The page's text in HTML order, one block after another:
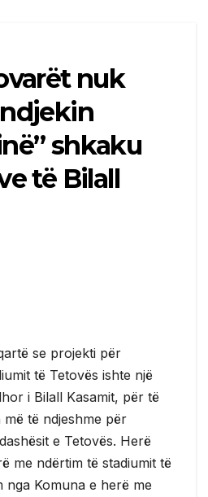
nuk
shkaku
të Bilall
se projekti për
të Tetovës ishte një
i Bilall Kasamit, për të
të ndjeshme për
e Tetovës. Herë
me ndërtim të stadiumit të
nga Komuna e herë me